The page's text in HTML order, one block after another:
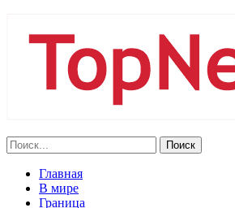
Главная
В мире
Граница